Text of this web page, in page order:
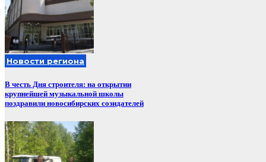
Новости региона
В честь Дня строителя: на открытии
крупнейшей музыкальной школы
поздравили новосибирских созидателей